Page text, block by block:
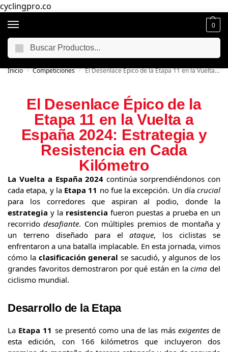
cyclingpro.co
0
🚴‍ Envío gratuito a todo Colombia por compras superiores a $250.000
Inicio / Competiciones / El Desenlace Épico de la Etapa 11 en la Vuelta a España 2024: Estrategia y Resistencia en Cada Kilómetro
El Desenlace Épico de la
Etapa 11 en la Vuelta a
España 2024: Estrategia y
Resistencia en Cada
Kilómetro
La Vuelta a España 2024 continúa sorprendiéndonos con
cada etapa, y la Etapa 11 no fue la excepción. Un día crucial
para los corredores que aspiran al podio, donde la
estrategia y la resistencia fueron puestas a prueba en un
recorridodesafiante. Con múltiples premios de montaña y
un terreno diseñado para elataque, los ciclistas se
enfrentaron a una batalla implacable. En esta jornada, vimos
cómo la clasificación general se sacudió, y algunos de los
grandes favoritos demostraron por qué están en lacima del
ciclismo mundial.
Desarrollo de la Etapa
La Etapa 11 se presentó como una de las más exigentesde
esta edición, con 166 kilómetros que incluyeron dos